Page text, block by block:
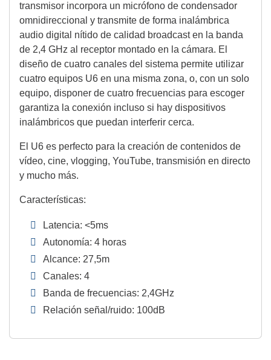
transmisor incorpora un micrófono de condensador
omnidireccional y transmite de forma inalámbrica
audio digital nítido de calidad broadcast en la banda
de 2,4 GHz al receptor montado en la cámara. El
diseño de cuatro canales del sistema permite utilizar
cuatro equipos U6 en una misma zona, o, con un solo
equipo, disponer de cuatro frecuencias para escoger
garantiza la conexión incluso si hay dispositivos
inalámbricos que puedan interferir cerca.
El U6 es perfecto para la creación de contenidos de
vídeo, cine, vlogging, YouTube, transmisión en directo
y mucho más.
Características:
Latencia: <5ms
Autonomía: 4 horas
Alcance: 27,5m
Canales: 4
Banda de frecuencias: 2,4GHz
Relación señal/ruido: 100dB